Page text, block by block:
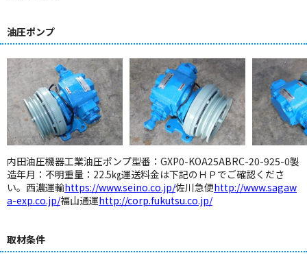
油圧ポンプ
内田油圧機器工業油圧ポンプ型番：GXP0-KOA25ABRC-20-925-0製
造年月：不明重量：22.5㎏運送料金は下記のＨＰでご確認くださ
い。西濃運輸https://www.seino.co.jp/佐川急便http://www.sagaw
a-exp.co.jp/福山通運http://corp.fukutsu.co.jp/
取材条件